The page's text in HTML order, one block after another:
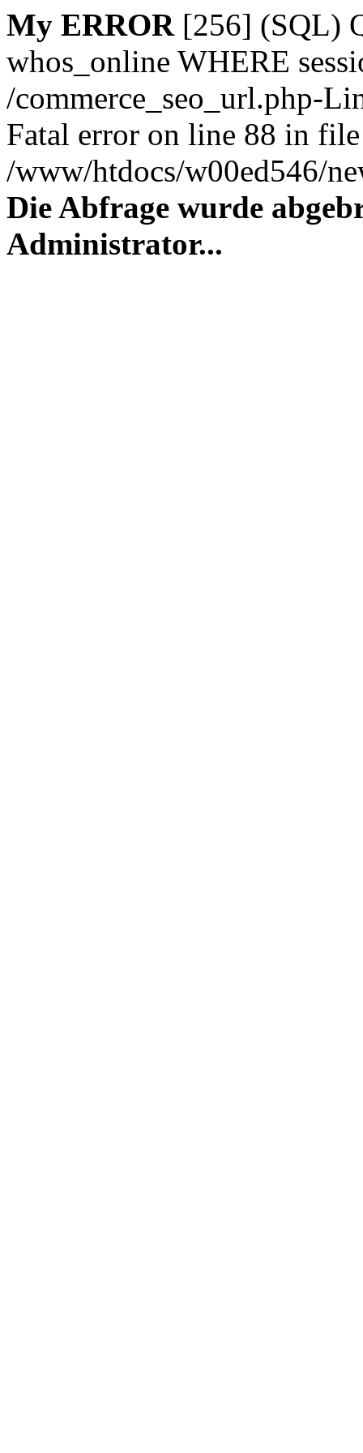
My ERROR[256] (SQL)
whos_online WHERE
/commerce_seo_url.php-
Fatal error on line 88 in file
/www/htdocs/w00ed546/
Die Abfrage wurde
Administrator...